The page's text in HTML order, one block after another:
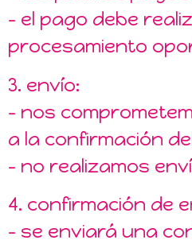
– el pago debe
procesamiento
3. envío:
– nos
a la confirmación
– no realizamos
4. confirmación de
– se enviará una